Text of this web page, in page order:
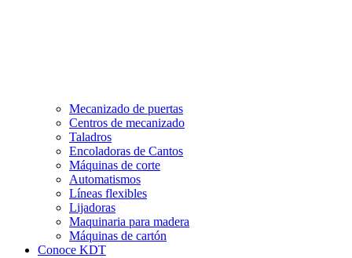
Mecanizado de puertas
Centros de mecanizado
Taladros
Encoladoras de Cantos
Máquinas de corte
Automatismos
Líneas flexibles
Lijadoras
Maquinaria para madera
Máquinas de cartón
Conoce KDT